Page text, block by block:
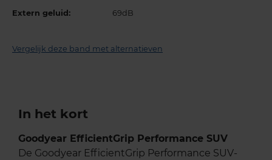
Extern geluid: 69dB
Vergelijk deze band met alternatieven
In het kort
Goodyear EfficientGrip Performance SUV
De Goodyear EfficientGrip Performance SUV-